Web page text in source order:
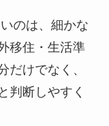
のは、細かな
移住・生活準
だけでなく、
判断しやすく